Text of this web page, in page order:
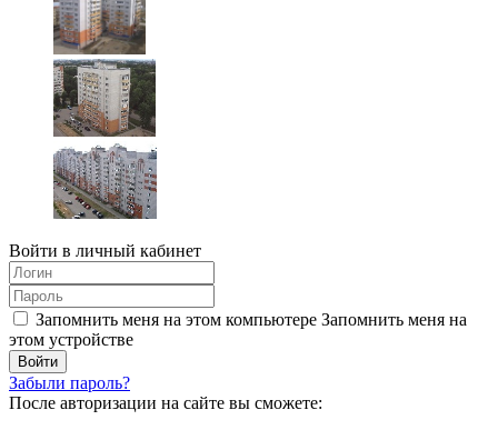
Войти в личный кабинет
Запомнить меня на этом компьютере Запомнить меня на
этом устройстве
Забыли пароль?
После авторизации на сайте вы сможете: